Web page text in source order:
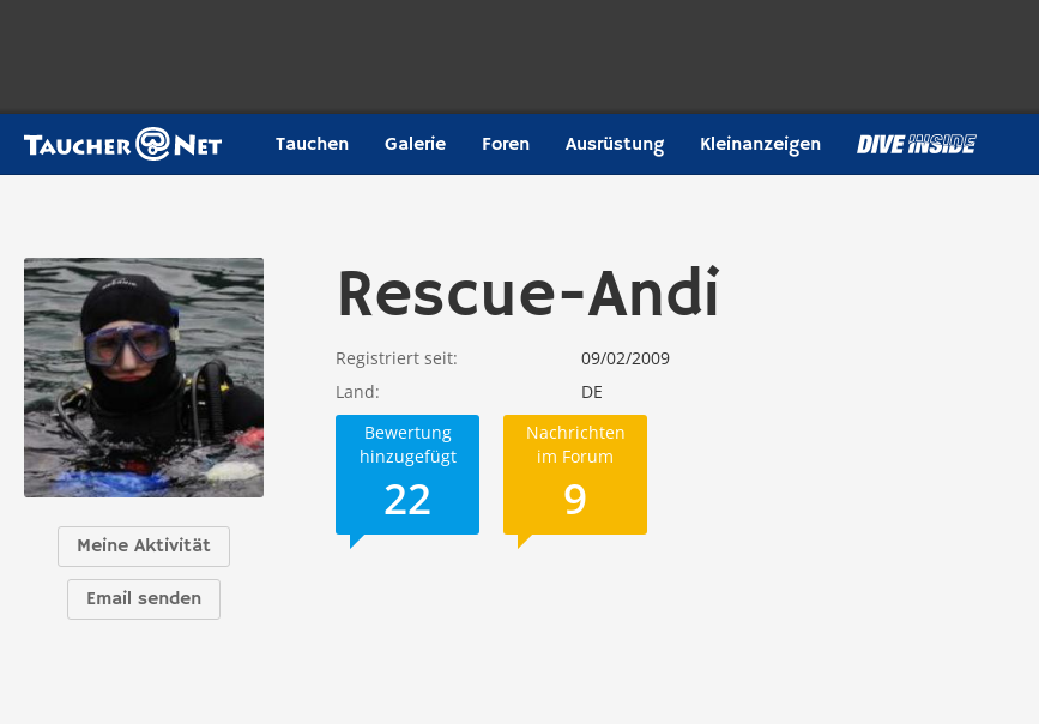
Tauchen Galerie Foren Ausrüstung Kleinanzeigen
Meine Aktivität
Email senden
Rescue-Andi
Registriert seit
09/02/2009
Land
DE
Bewertung
hinzugefügt
22
Nachrichten
im Forum
9